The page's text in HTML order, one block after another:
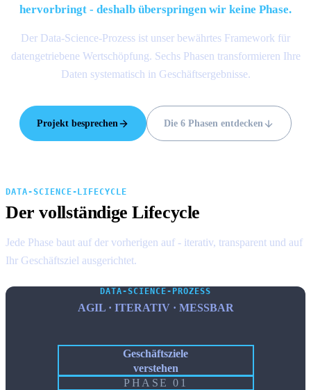
Der Data-Science-Prozess ist unser bewährtes Framework für
datengetriebene Wertschöpfung. Sechs Phasen transformieren Ihre
Daten systematisch in Geschäftsergebnisse.
hervorbringt - deshalb überspringen wir keine Phase.
Projekt besprechen Die 6 Phasen entdecken
DATA-SCIENCE-LIFECYCLE
Der vollständige Lifecycle
Jede Phase baut auf der vorherigen auf - iterativ, transparent und auf
Ihr Geschäftsziel ausgerichtet.
DATA-SCIENCE-PROZESS
AGIL · ITERATIV · MESSBAR
Geschäftsziele
verstehen
PHASE 01